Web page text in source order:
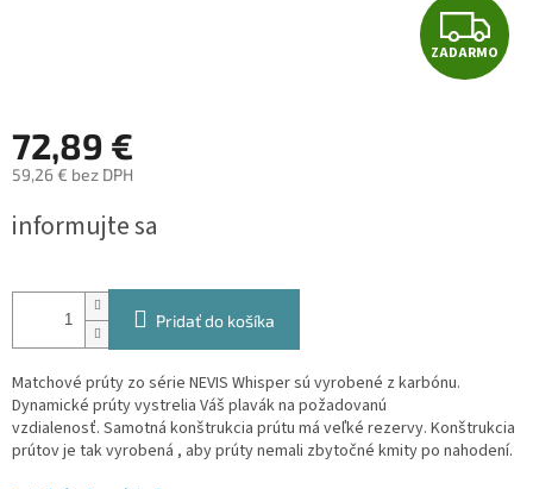
Z
A
ZADARMO
72,89 €
59,26 € bez DPH
cena:
informujte sa
Pridať do košíka
Matchové prúty zo série NEVIS Whisper sú vyrobené z karbónu.
Dynamické prúty vystrelia Váš plavák na požadovanú
vzdialenosť. Samotná konštrukcia prútu má veľké rezervy. Konštrukcia
prútov je tak vyrobená , aby prúty nemali zbytočné kmity po nahodení.